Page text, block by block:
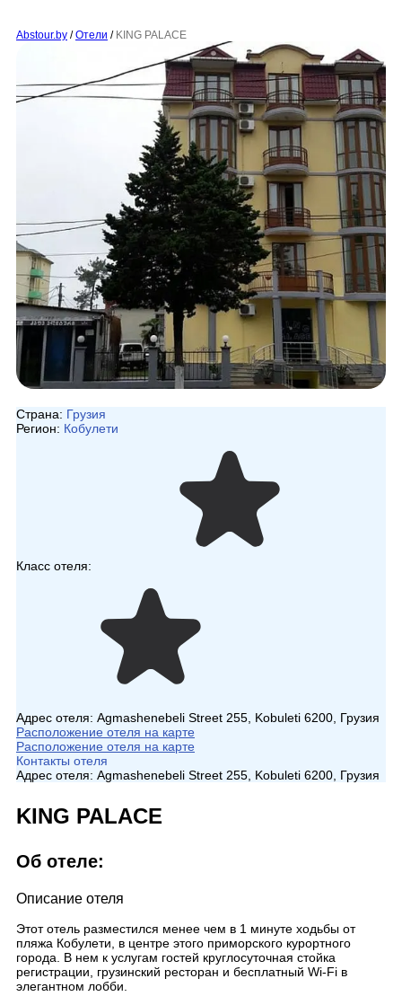
Abstour.by / Отели / KING PALACE
Страна: Грузия
Регион: Кобулети
Класс отеля:
Адрес отеля: Agmashenebeli Street 255, Kobuleti 6200, Грузия
Расположение отеля на карте
Расположение отеля на карте
Контакты отеля
Адрес отеля: Agmashenebeli Street 255, Kobuleti 6200, Грузия
KING PALACE
Об отеле:
Описание отеля
Этот отель разместился менее чем в 1 минуте ходьбы от
пляжа Кобулети, в центре этого приморского курортного
города. В нем к услугам гостей круглосуточная стойка
регистрации, грузинский ресторан и бесплатный Wi-Fi в
элегантном лобби.